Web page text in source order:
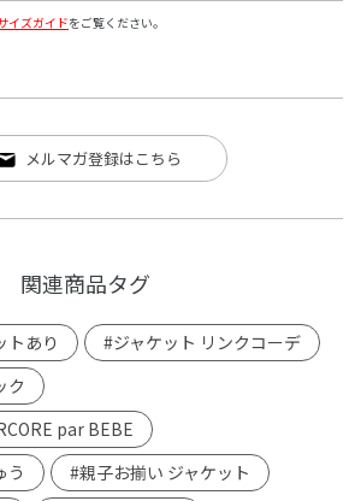
イズガイドをご覧ください。
メルマガ登録はこちら
関連商品タグ
トあり
#ジャケット リンクコーデ
ク
par BEBE
う
#親子お揃い ジャケット